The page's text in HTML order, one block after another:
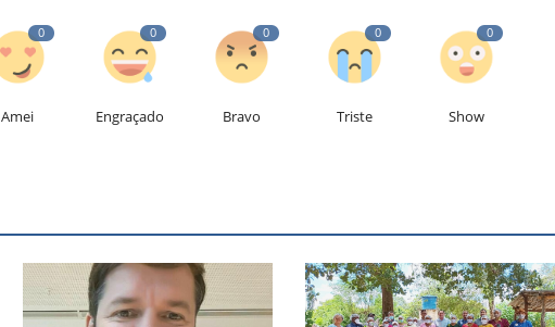
0
Amei
0
Engraçado
0
Bravo
0
Triste
0
Show